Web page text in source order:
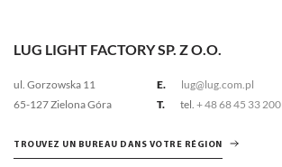
LUG LIGHT FACTORY SP. Z O.O.
ul. Gorzowska 11
65-127 Zielona Góra
E.
lug@lug.com.pl
T.
tel. + 48 68 45 33 200
TROUVEZ UN BUREAU DANS VOTRE RÉGION